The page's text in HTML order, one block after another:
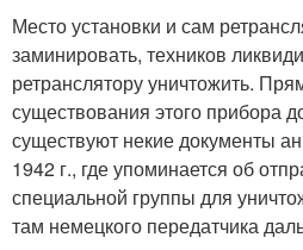
Место установки и сам
заминировать, техников
ретранслятору уничтожить.
существования этого прибора
существуют некие документы
1942 г., где упоминается об
специальной группы для
там немецкого передатчика